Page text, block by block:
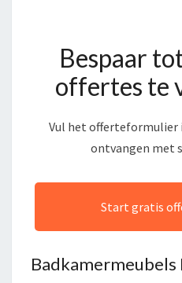
Bespaar
offertes te
Vul het offerteformulier
ontvangen met
Start gratis